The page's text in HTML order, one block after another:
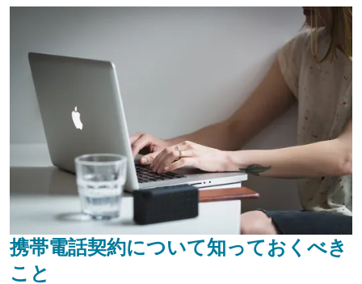
携帯電話契約について知っておくべき
こと